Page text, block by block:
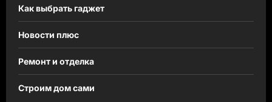
Как выбрать гаджет
Новости плюс
Ремонт и отделка
Строим дом сами